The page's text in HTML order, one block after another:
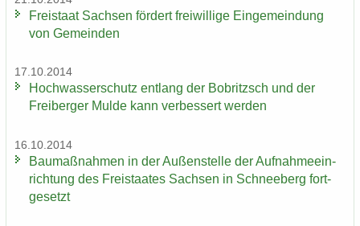
Frei­staat Sach­sen för­dert frei­wil­li­ge Ein­ge­mein­dung
von Ge­mein­den
17.10.2014
Hoch­was­ser­schutz ent­lang der Bobritzsch und der
Frei­ber­ger Mulde kann ver­bes­sert wer­den
16.10.2014
Bau­maß­nah­men in der Au­ßen­stel­le der Auf­nah­me­ein­
rich­tung des Frei­staa­tes Sach­sen in Schnee­berg fort­
ge­setzt